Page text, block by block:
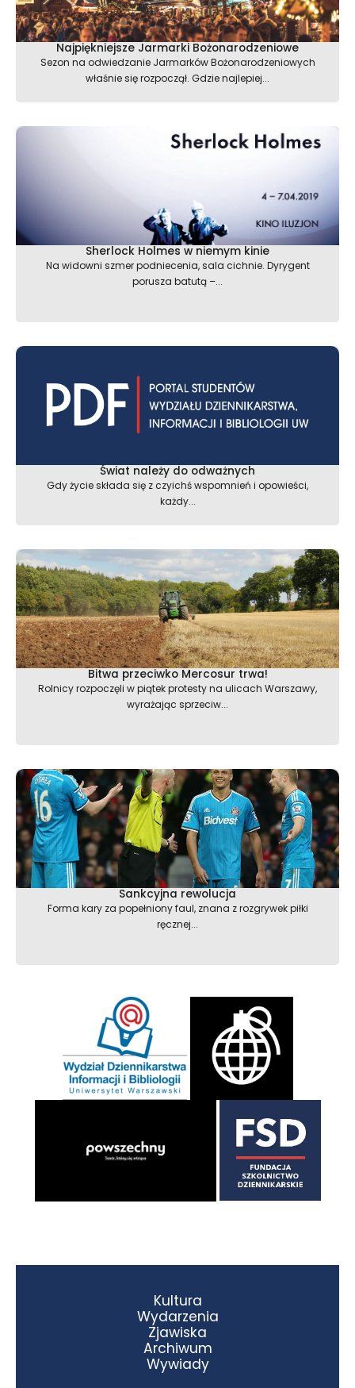
Najpiękniejsze Jarmarki Bożonarodzeniowe
Sezon na odwiedzanie Jarmarków Bożonarodzeniowych
właśnie się rozpoczął. Gdzie najlepiej...
Sherlock Holmes w niemym kinie
Na widowni szmer podniecenia, sala cichnie. Dyrygent
porusza batutą –...
Świat należy do odważnych
Gdy życie składa się z czyichś wspomnień i opowieści,
każdy...
Bitwa przeciwko Mercosur trwa!
Rolnicy rozpoczęli w piątek protesty na ulicach Warszawy,
wyrażając sprzeciw...
Sankcyjna rewolucja
Forma kary za popełniony faul, znana z rozgrywek piłki
ręcznej...
Kultura
Wydarzenia
Zjawiska
Archiwum
Wywiady